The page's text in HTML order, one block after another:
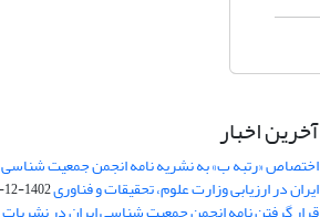
آخرین اخبار
اختصاص «رتبه ب» به نشریه نامه انجمن جمعیت شناسی
ایران در ارزیابی وزارت علوم، تحقیقات و فناوری1402-12-08